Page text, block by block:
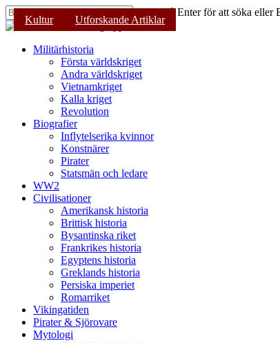
Skip
to
content
Tryck på Enter för att söka eller
Stäng
Menu
Militärhistoria
Första världskriget
Andra världskriget
Vietnamkriget
Kalla kriget
Revolution
Biografier
Inflytelserika kvinnor
Konstnärer
Pirater
Statsmän och ledare
WW2
Civilisationer
Amerikansk historia
Brittisk historia
Bysantinska riket
Frankrikes historia
Egyptens historia
Greklands historia
Persiska imperiet
Romarriket
Vikingatiden
Pirater & Sjörovare
Mytologi
Kultur
Kalla kriget Kultur
Kultur Utforskande Artiklar